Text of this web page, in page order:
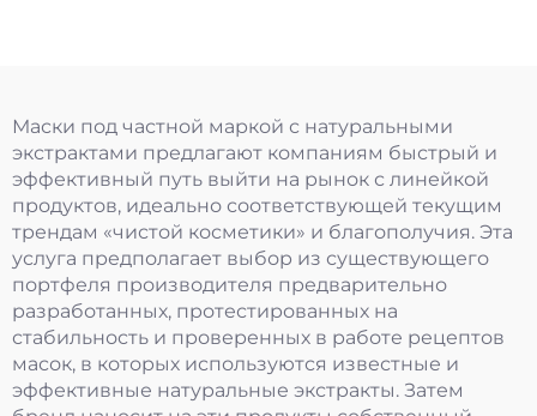
Маски под частной маркой с натуральными
экстрактами предлагают компаниям быстрый и
эффективный путь выйти на рынок с линейкой
продуктов, идеально соответствующей текущим
трендам «чистой косметики» и благополучия. Эта
услуга предполагает выбор из существующего
портфеля производителя предварительно
разработанных, протестированных на
стабильность и проверенных в работе рецептов
масок, в которых используются известные и
эффективные натуральные экстракты. Затем